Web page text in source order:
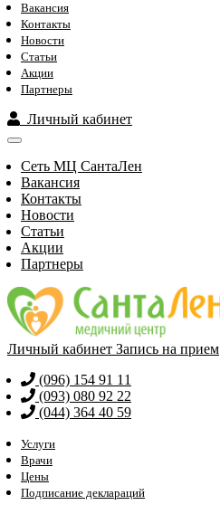
Вакансия
Контакты
Новости
Статьи
Акции
Партнеры
Личный кабинет
Сеть МЦ СантаЛен
Вакансия
Контакты
Новости
Статьи
Акции
Партнеры
Личный кабинет Запись на прием
(096) 154 91 11
(093) 080 92 22
(044) 364 40 59
Услуги
Врачи
Цены
Подписание деклараций